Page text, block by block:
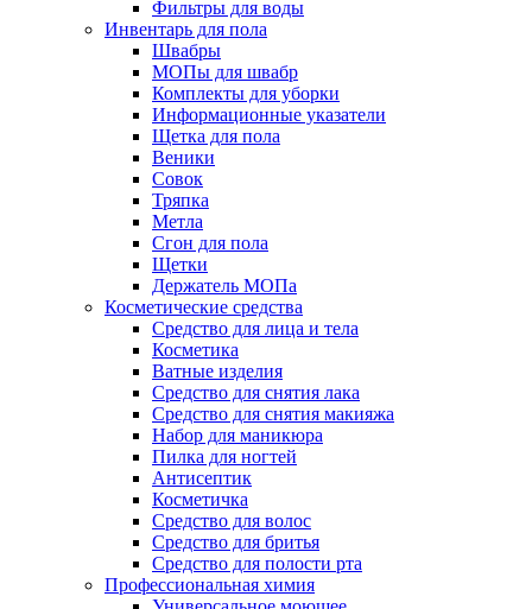
Фильтры для воды
Инвентарь для пола
Швабры
МОПы для швабр
Комплекты для уборки
Информационные указатели
Щетка для пола
Веники
Совок
Тряпка
Метла
Сгон для пола
Щетки
Держатель МОПа
Косметические средства
Средство для лица и тела
Косметика
Ватные изделия
Средство для снятия лака
Средство для снятия макияжа
Набор для маникюра
Пилка для ногтей
Антисептик
Косметичка
Средство для волос
Средство для бритья
Средство для полости рта
Профессиональная химия